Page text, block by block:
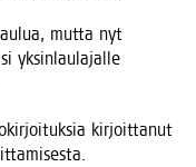
mut­ta nyt
yksin­lau­la­jal­le
kir­joit­ta­nut